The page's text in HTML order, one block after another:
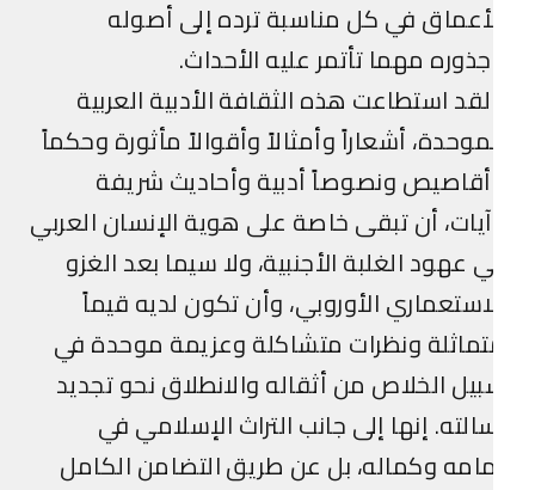
في كل مناسبة ترده إلى أصوله
مهما تأتمر عليه الأحداث.
استطاعت هذه الثقافة الأدبية العربية
أشعاراً وأمثالاً وأقوالاً مأثورة وحكماً
ونصوصاً أدبية وأحاديث شريفة
أن تبقى خاصة على هوية الإنسان العربي
عهود الغلبة الأجنبية، ولا سيما بعد الغزو
الأوروبي، وأن تكون لديه قيماً
ونظرات متشاكلة وعزيمة موحدة في
الخلاص من أثقاله والانطلاق نحو تجديد
إنها إلى جانب التراث الإسلامي في
وكماله، بل عن طريق التضامن الكامل